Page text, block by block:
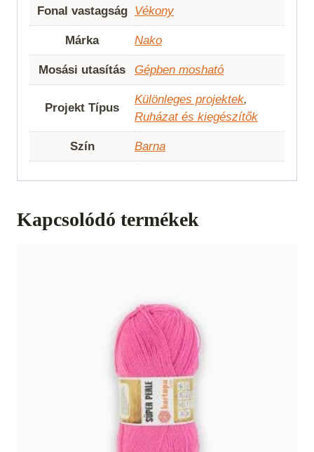
Fonal vastagság Vékony
Márka Nako
Mosási utasítás Gépben mosható
Projekt Típus
Különleges projektek,
Ruházat és kiegészítők
Szín Barna
Kapcsolódó termékek